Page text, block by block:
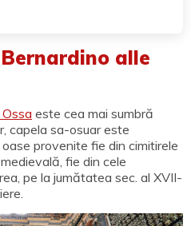
alle
este cea mai sumbră
capela sa-osuar este
provenite fie din cimitirele
fie din cele
pe la jumătatea sec. al XVII-